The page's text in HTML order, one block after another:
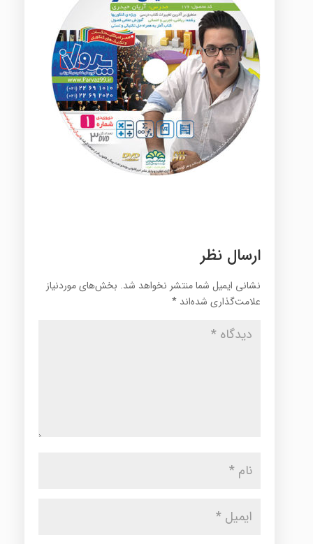
ارسال نظر
نشانی ایمیل شما منتشر نخواهد شد. بخش‌های موردنیاز
علامت‌گذاری شده‌اند *